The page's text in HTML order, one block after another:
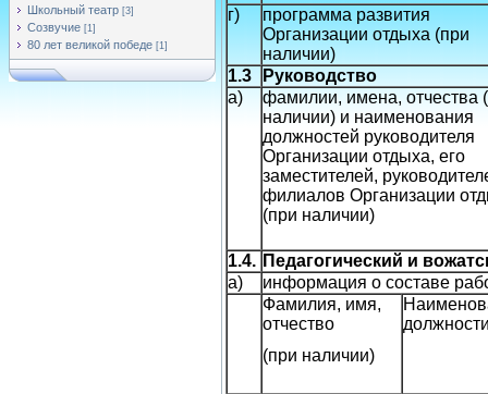
Школьный театр [3]
Созвучие [1]
80 лет великой победе [1]
г)
программа развития
Организации отдыха (при
наличии)
1.3
Руководство
а)
фамилии, имена, отчества
наличии) и наименования
должностей руководителя
Организации отдыха, его
заместителей,
филиалов Организации
(при наличии)
1.4. Педагогический и
а)
информация о составе
Фамилия, имя,
отчество
(при наличии)